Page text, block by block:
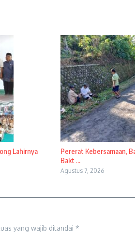
Lahirnya
Pererat Kebersamaan,
Bakt ...
Agustus 7, 2026
yang wajib ditandai *